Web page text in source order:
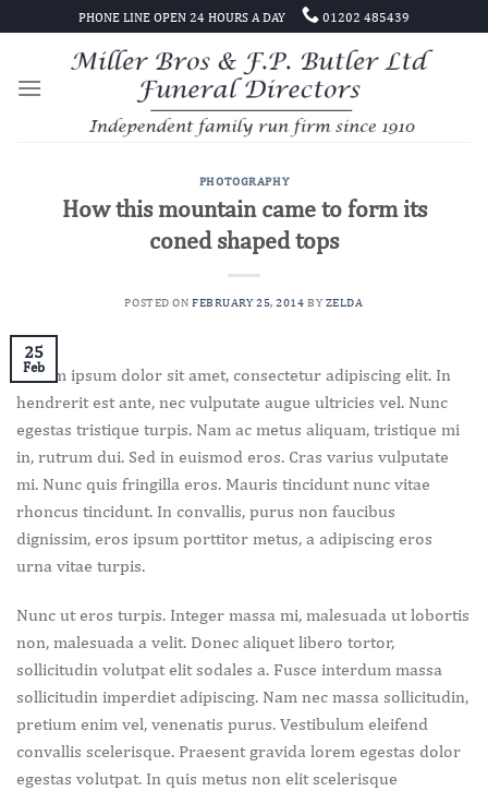
to
PHONE LINE OPEN 24 HOURS A DAY 01202 485439
PHOTOGRAPHY
How this mountain came to form its
coned shaped tops
POSTED ON FEBRUARY 25, 2014 BYZELDA
25
Feb
Lorem ipsum dolor sit amet, consectetur adipiscing elit. In
hendrerit est ante, nec vulputate augue ultricies vel. Nunc
egestas tristique turpis. Nam ac metus aliquam, tristique mi
in, rutrum dui. Sed in euismod eros. Cras varius vulputate
mi. Nunc quis fringilla eros. Mauris tincidunt nunc vitae
rhoncus tincidunt. In convallis, purus non faucibus
dignissim, eros ipsum porttitor metus, a adipiscing eros
urna vitae turpis.
Nunc ut eros turpis. Integer massa mi, malesuada ut lobortis
non, malesuada a velit. Donec aliquet libero tortor,
sollicitudin volutpat elit sodales a. Fusce interdum massa
sollicitudin imperdiet adipiscing. Nam nec massa sollicitudin,
pretium enim vel, venenatis purus. Vestibulum eleifend
convallis scelerisque. Praesent gravida lorem egestas dolor
egestas volutpat. In quis metus non elit scelerisque